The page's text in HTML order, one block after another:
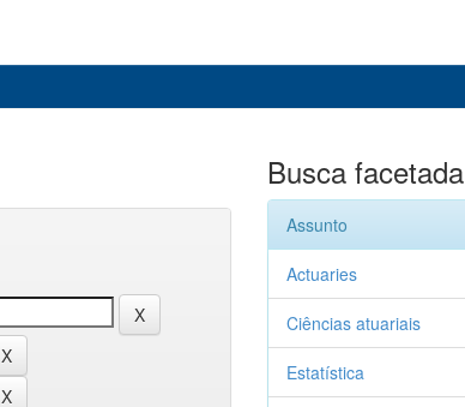
Busca facetada
Assunto
Actuaries
Ciências atuariais
Estatística